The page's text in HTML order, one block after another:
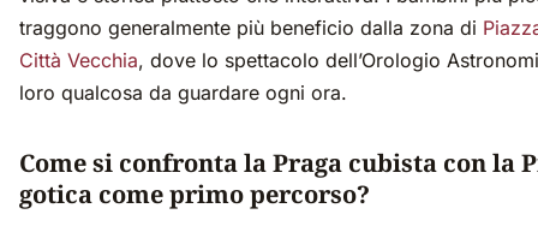
traggono generalmente più beneficio dalla zona di
Città Vecchia, dove lo spettacolo dell’Orologio
loro qualcosa da guardare ogni ora.
Come si confronta la Praga cubista con la
gotica come primo percorso?